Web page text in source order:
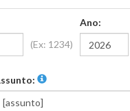
(Ex: 1234)
Ano: